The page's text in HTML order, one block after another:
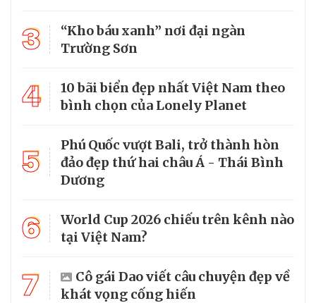
3
“Kho báu xanh” nơi đại ngàn
Trường Sơn
4
10 bãi biển đẹp nhất Việt Nam theo
bình chọn của Lonely Planet
5
Phú Quốc vượt Bali, trở thành hòn
đảo đẹp thứ hai châu Á - Thái Bình
Dương
6
World Cup 2026 chiếu trên kênh nào
tại Việt Nam?
7
Cô gái Dao viết câu chuyện đẹp về
khát vọng cống hiến